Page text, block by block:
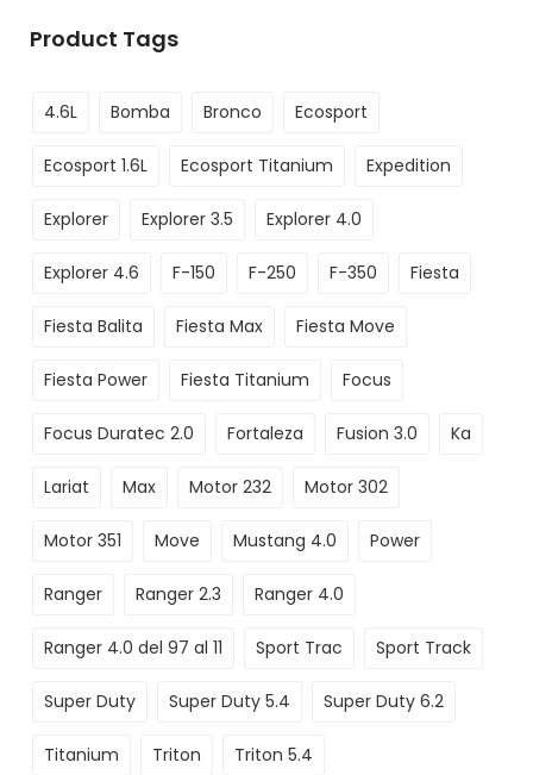
Product Tags
4.6L Bomba Bronco Ecosport
Ecosport 1.6L Ecosport Titanium Expedition
Explorer Explorer 3.5 Explorer 4.0
Explorer 4.6 F-150 F-250 F-350 Fiesta
Fiesta Balita Fiesta Max Fiesta Move
Fiesta Power Fiesta Titanium Focus
Focus Duratec 2.0 Fortaleza Fusion 3.0 Ka
Lariat Max Motor 232 Motor 302
Motor 351 Move Mustang 4.0 Power
Ranger Ranger 2.3 Ranger 4.0
Ranger 4.0 del 97 al 11 Sport Trac Sport Track
Super Duty Super Duty 5.4 Super Duty 6.2
Titanium Triton Triton 5.4